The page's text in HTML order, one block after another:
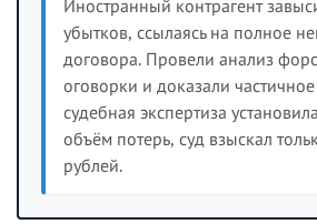
Иностранный контрагент
убытков, ссылаясь на полное
договора. Провели анализ
оговорки и доказали
судебная экспертиза
объём потерь, суд взыскал
рублей.